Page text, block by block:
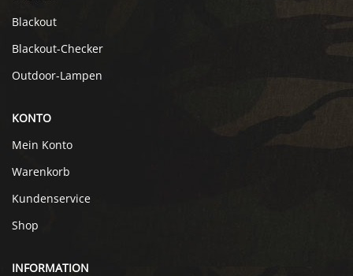
Blackout
Blackout-Checker
Outdoor-Lampen
KONTO
Mein Konto
Warenkorb
Kundenservice
Shop
INFORMATION